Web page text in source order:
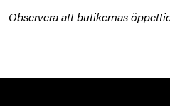
Observera att butikernas